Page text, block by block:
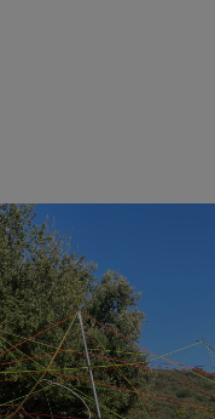
cómo construir el
para